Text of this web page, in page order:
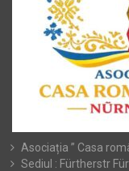
Asociația ” Casa
Sediul : Fürtherstr